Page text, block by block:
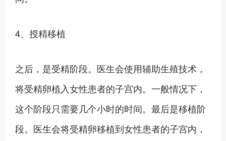
4、授精移植
之后，是受精阶段。医生会使用辅助生殖技术，
将受精卵植入女性患者的子宫内。一般情况下，
这个阶段只需要几个小时的时间。最后是移植阶
段。医生会将受精卵移植到女性患者的子宫内，